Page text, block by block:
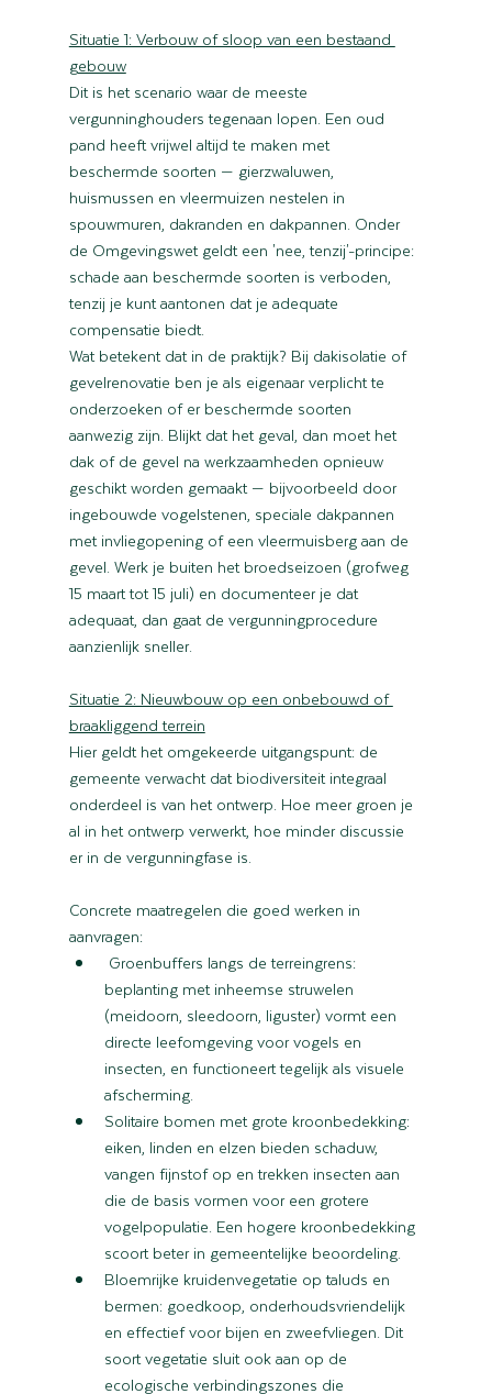
Situatie 1: Verbouw of sloop van een bestaand
gebouw
Dit is het scenario waar de meeste
vergunninghouders tegenaan lopen. Een oud
pand heeft vrijwel altijd te maken met
beschermde soorten — gierzwaluwen,
huismussen en vleermuizen nestelen in
spouwmuren, dakranden en dakpannen. Onder
de Omgevingswet geldt een 'nee, tenzij'-principe:
schade aan beschermde soorten is verboden,
tenzij je kunt aantonen dat je adequate
compensatie biedt.
Wat betekent dat in de praktijk? Bij dakisolatie of
gevelrenovatie ben je als eigenaar verplicht te
onderzoeken of er beschermde soorten
aanwezig zijn. Blijkt dat het geval, dan moet het
dak of de gevel na werkzaamheden opnieuw
geschikt worden gemaakt — bijvoorbeeld door
ingebouwde vogelstenen, speciale dakpannen
met invliegopening of een vleermuisberg aan de
gevel. Werk je buiten het broedseizoen (grofweg
15 maart tot 15 juli) en documenteer je dat
adequaat, dan gaat de vergunningprocedure
aanzienlijk sneller.
Situatie 2: Nieuwbouw op een onbebouwd of
braakliggend terrein
Hier geldt het omgekeerde uitgangspunt: de
gemeente verwacht dat biodiversiteit integraal
onderdeel is van het ontwerp. Hoe meer groen je
al in het ontwerp verwerkt, hoe minder discussie
er in de vergunningfase is.
Concrete maatregelen die goed werken in
aanvragen:
Groenbuffers langs de terreingrens:
beplanting met inheemse struwelen
(meidoorn, sleedoorn, liguster) vormt een
directe leefomgeving voor vogels en
insecten, en functioneert tegelijk als visuele
afscherming.
Solitaire bomen met grote kroonbedekking:
eiken, linden en elzen bieden schaduw,
vangen fijnstof op en trekken insecten aan
die de basis vormen voor een grotere
vogelpopulatie. Een hogere kroonbedekking
scoort beter in gemeentelijke beoordeling.
Bloemrijke kruidenvegetatie op taluds en
bermen: goedkoop, onderhoudsvriendelijk
en effectief voor bijen en zweefvliegen. Dit
soort vegetatie sluit ook aan op de
ecologische verbindingszones die